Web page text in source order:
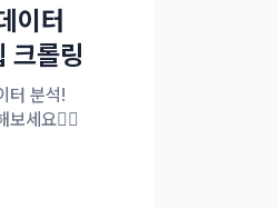
이터
크롤링
터 분석!
보세요🙋‍♂️